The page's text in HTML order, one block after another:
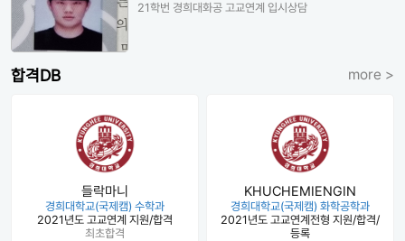
21학번 경희대화공 고교연계 입시상담
합격DB more >
들락마니
경희대학교(국제캠) 수학과
2021년도 고교연계 지원/합격
최초합격
KHUCHEMIENGIN
경희대학교(국제캠) 화학공학과
2021년도 고교연계전형 지원/합격/
등록